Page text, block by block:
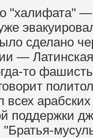
"халифата"
сделано
—
то
всех
поддержки